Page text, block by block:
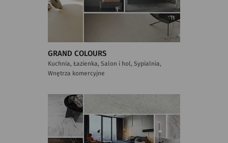
GRAND COLOURS
Kuchnia, Łazienka, Salon i hol, Sypialnia,
Wnętrza komercyjne